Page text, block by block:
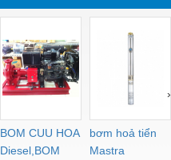
BOM CUU HOA
Diesel,BOM
bơm hoả tiển
Mastra
›